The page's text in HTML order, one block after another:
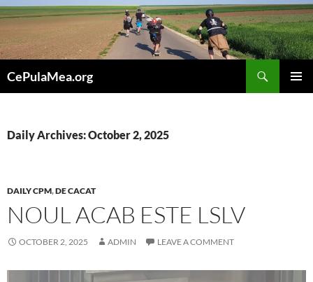
Skip
to
content
CePulaMea.org
Daily Archives: October 2, 2025
DAILY CPM,DE CACAT
NOUL ACAB ESTE LSLV
OCTOBER 2, 2025 ADMIN LEAVE A COMMENT